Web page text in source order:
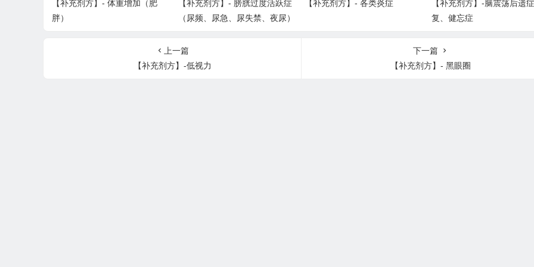
【补充剂方】- 体重增加（肥
胖）
【补充剂方】- 膀胱过度活跃症
（尿频、尿急、尿失禁、夜尿）
【补充剂方】- 各类炎症
【补充剂方】-脑震荡后遗
复、健忘症
上一篇
【补充剂方】-低视力
下一篇
【补充剂方】- 黑眼圈